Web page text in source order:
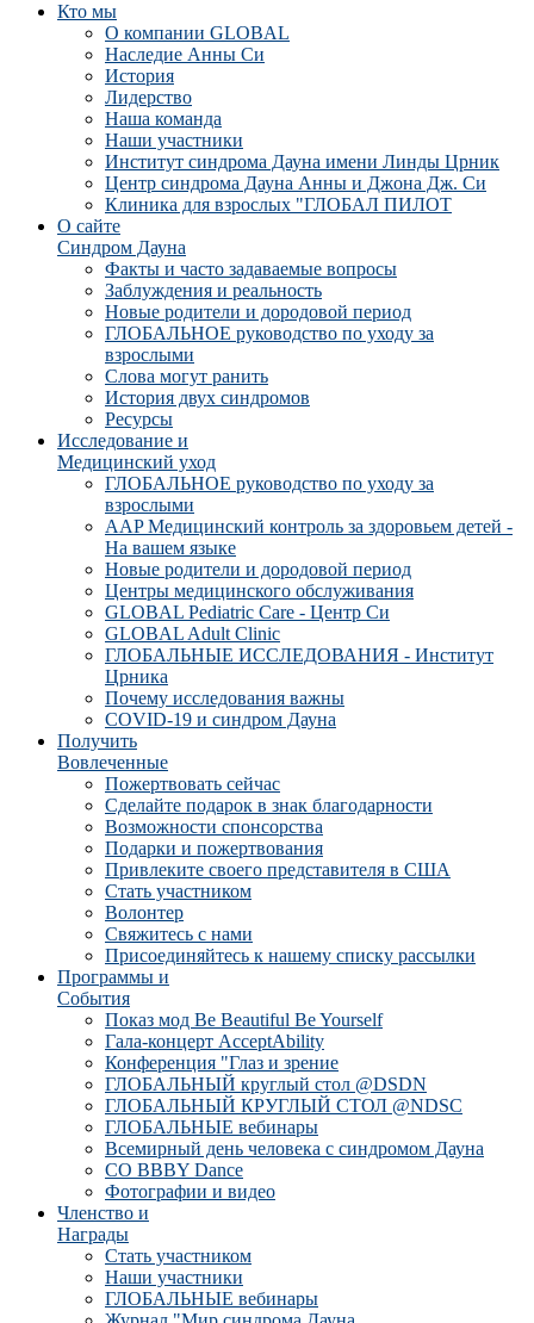
Кто мы
О компании GLOBAL
Наследие Анны Си
История
Лидерство
Наша команда
Наши участники
Институт синдрома Дауна имени Линды Црник
Центр синдрома Дауна Анны и Джона Дж. Си
Клиника для взрослых "ГЛОБАЛ ПИЛОТ
О сайте
Синдром Дауна
Факты и часто задаваемые вопросы
Заблуждения и реальность
Новые родители и дородовой период
ГЛОБАЛЬНОЕ руководство по уходу за
взрослыми
Слова могут ранить
История двух синдромов
Ресурсы
Исследование и
Медицинский уход
ГЛОБАЛЬНОЕ руководство по уходу за
взрослыми
AAP Медицинский контроль за здоровьем детей -
На вашем языке
Новые родители и дородовой период
Центры медицинского обслуживания
GLOBAL Pediatric Care - Центр Си
GLOBAL Adult Clinic
ГЛОБАЛЬНЫЕ ИССЛЕДОВАНИЯ - Институт
Црника
Почему исследования важны
COVID-19 и синдром Дауна
Получить
Вовлеченные
Пожертвовать сейчас
Сделайте подарок в знак благодарности
Возможности спонсорства
Подарки и пожертвования
Привлеките своего представителя в США
Стать участником
Волонтер
Свяжитесь с нами
Присоединяйтесь к нашему списку рассылки
Программы и
События
Показ мод Be Beautiful Be Yourself
Гала-концерт AcceptAbility
Конференция "Глаз и зрение
ГЛОБАЛЬНЫЙ круглый стол @DSDN
ГЛОБАЛЬНЫЙ КРУГЛЫЙ СТОЛ @NDSC
ГЛОБАЛЬНЫЕ вебинары
Всемирный день человека с синдромом Дауна
CO BBBY Dance
Фотографии и видео
Членство и
Награды
Стать участником
Наши участники
ГЛОБАЛЬНЫЕ вебинары